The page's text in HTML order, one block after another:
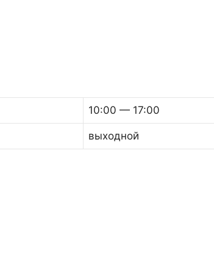
10:00 — 17:00
выходной